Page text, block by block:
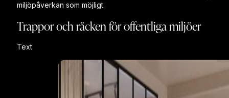
miljöpåverkan som möjligt.
Trappor och räcken för offentliga miljöer
Text